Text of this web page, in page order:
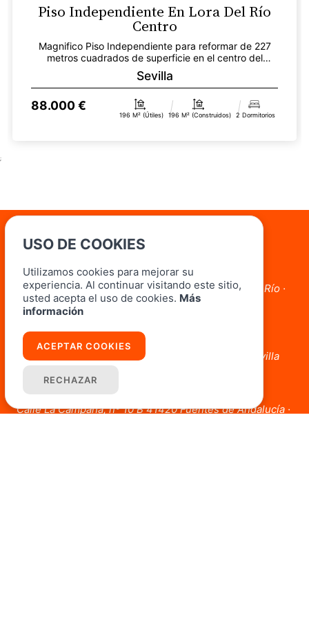
Piso Independiente En Lora Del Río
Centro
Magnifico Piso Independiente para reformar de 227
metros cuadrados de superficie en el centro del
pueblo,...
Sevilla
88.000 €
196 M² (útiles) 196 M² (construidos) 2 Dormitorios
;
Oficinas
Lora del Río
Avda. Marcos Orbaneja, 3 Local 3 41440 Lora Del Río ·
Sevilla
Carmona
Plaza San Antón, 3, Local A 41410 Carmona · Sevilla
Calle La Campana, nº 10 B 41420 Fuentes de Andalucía ·
USO DE COOKIES
Utilizamos cookies para mejorar su
experiencia. Al continuar visitando este sitio,
usted acepta el uso de cookies. Más
información
ACEPTAR COOKIES
RECHAZAR